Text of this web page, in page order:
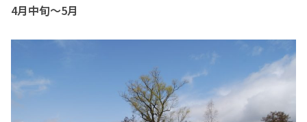
4月中旬～5月